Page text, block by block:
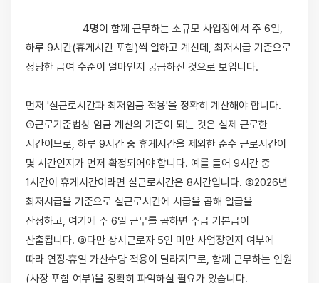
하루 9시간(휴게시간 포함)씩 일하고 계신데, 최저시급 기준으로
정당한 급여 수준이 얼마인지 궁금하신 것으로 보입니다.
먼저 '실근로시간과 최저임금 적용'을 정확히 계산해야 합니다.
①근로기준법상 임금 계산의 기준이 되는 것은 실제 근로한
시간이므로, 하루 9시간 중 휴게시간을 제외한 순수 근로시간이
몇 시간인지가 먼저 확정되어야 합니다. 예를 들어 9시간 중
1시간이 휴게시간이라면 실근로시간은 8시간입니다. ②2026년
최저시급을 기준으로 실근로시간에 시급을 곱해 일급을
산정하고, 여기에 주 6일 근무를 곱하면 주급 기본급이
산출됩니다. ③다만 상시근로자 5인 미만 사업장인지 여부에
따라 연장·휴일 가산수당 적용이 달라지므로, 함께 근무하는 인원
(사장 포함 여부)을 정확히 파악하실 필요가 있습니다.